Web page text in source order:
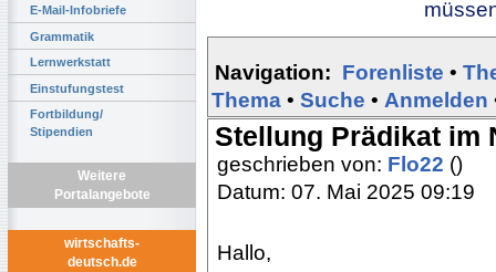
E-Mail-Infobriefe
Grammatik
Lernwerkstatt
Einstufungstest
Fortbildung/
Stipendien
Weitere
Portalangebote
wirtschafts-
deutsch.de
Navigation: Forenliste •
Thema • Suche • Anmelden
Stellung Prädikat im
geschrieben von: Flo22 ()
Datum: 07. Mai 2025 09:19
Hallo,